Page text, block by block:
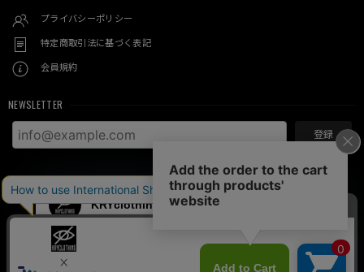
プライバシーポリシー
特定商取引法に基づく表記
会員規約
NEWSLETTER
登録